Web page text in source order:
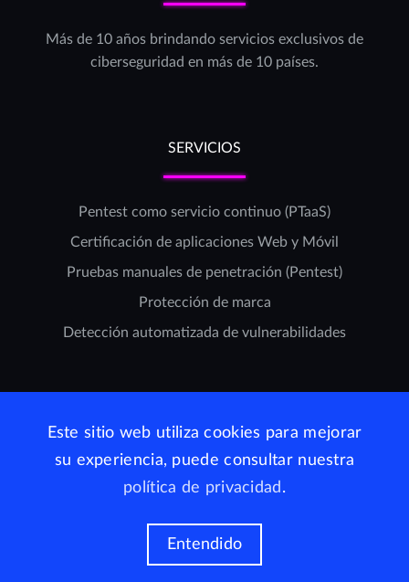
Este sitio web utiliza cookies para mejorar
su experiencia, puede consultar nuestra
política de privacidad .
Entendido
Más de 10 años brindando servicios exclusivos de
ciberseguridad en más de 10 países.
SERVICIOS
Pentest como servicio continuo (PTaaS)
Certificación de aplicaciones Web y Móvil
Pruebas manuales de penetración (Pentest)
Protección de marca
Detección automatizada de vulnerabilidades
info@whitejaguars.com
+1732-481-2777